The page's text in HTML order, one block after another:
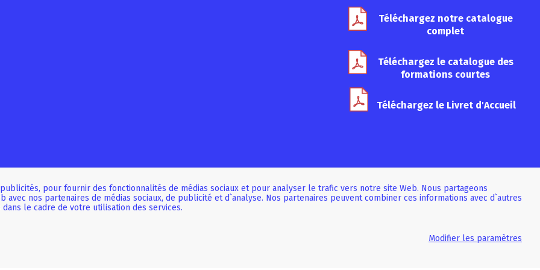
Téléchargez notre catalogue
complet
Téléchargez le catalogue des
formations courtes
Téléchargez le Livret d'Accueil
pour fournir des fonctionnalités de médias sociaux et pour analyser le trafic vers notre site Web. Nous partageons
nos partenaires de médias sociaux, de publicité et d`analyse. Nos partenaires peuvent combiner ces informations avec d`autres
le cadre de votre utilisation des services.
Modifier les paramètres